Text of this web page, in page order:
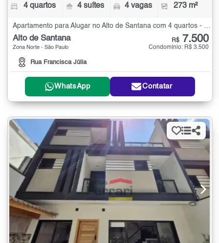
4 quartos 4 suítes 4 vagas 273 m²
Apartamento para Alugar no Alto de Santana com 4 quartos - 273 m²
Alto de Santana
Zona Norte - São Paulo
Rua Francisca Júlia
R$ 7.500
Condomínio: R$ 3.500
WhatsApp Contatar